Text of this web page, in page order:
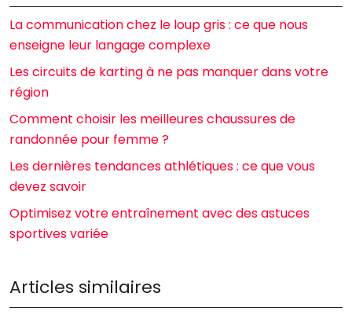
La communication chez le loup gris : ce que nous
enseigne leur langage complexe
Les circuits de karting à ne pas manquer dans votre
région
Comment choisir les meilleures chaussures de
randonnée pour femme ?
Les dernières tendances athlétiques : ce que vous
devez savoir
Optimisez votre entraînement avec des astuces
sportives variée
Articles similaires